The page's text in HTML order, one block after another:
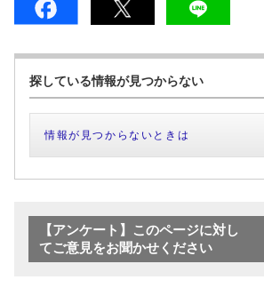
探している情報が見つからない
情報が見つからないときは
【アンケート】このページに対し
てご意見をお聞かせください